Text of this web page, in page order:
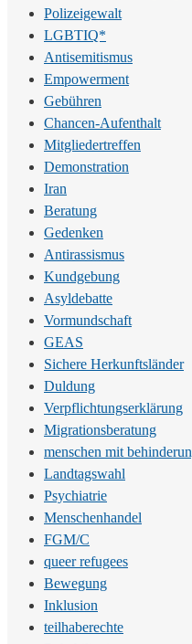
Polizeigewalt
LGBTIQ*
Antisemitismus
Empowerment
Gebühren
Chancen-Aufenthalt
Mitgliedertreffen
Demonstration
Iran
Beratung
Gedenken
Antirassismus
Kundgebung
Asyldebatte
Vormundschaft
GEAS
Sichere Herkunftsländer
Duldung
Verpflichtungserklärung
Migrationsberatung
menschen mit
Landtagswahl
Psychiatrie
Menschenhandel
FGM/C
queer refugees
Bewegung
Inklusion
teilhaberechte